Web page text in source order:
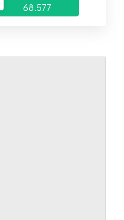
68.577